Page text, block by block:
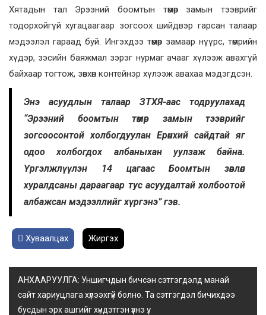
Хятадын тал Эрээний боомтын төмөр замын тээврийг
тодорхойгүй хугацаагаар зогсоох шийдвэр гарсан талаар
мэдээлэл гараад буй. Ингэхдээ төмөр замаар нүүрс, төмрийн
хүдэр, зэсийн баяжмал зэрэг нурмаг ачааг хүлээж авахгүй
байхаар тогтож, зөвхөн контейнэр хүлээж авахаа мэдэгдсэн.
Энэ асуудлын талаар ЗТХЯ-аас тодруулахад
“Эрээний боомтын төмөр замын тээврийг
зогсоосонтой холбогдуулан Ерөнхий сайдтай яг
одоо холбогдох албаныхан уулзаж байна.
Үргэлжлүүлэн 14 цагаас Боомтын зөвлөл
хуралдсаны дараагаар тус асуудалтай холбоотой
албажсан мэдээллийг хүргэнэ” гэв.
Хуваалцах Жиргэх
АНХААРУУЛГА: Уншигчдын бичсэн сэтгэгдэлд манай
сайт хариуцлага хүлээхгүй болно. Та сэтгэгдэл бичихдээ
бусдын эрх ашгийг хүндэтгэн үзнэ үү.